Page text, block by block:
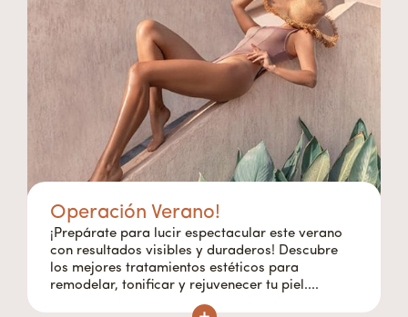
Operación Verano!
¡Prepárate para lucir espectacular este verano
con resultados visibles y duraderos! Descubre
los mejores tratamientos estéticos para
remodelar, tonificar y rejuvenecer tu piel....